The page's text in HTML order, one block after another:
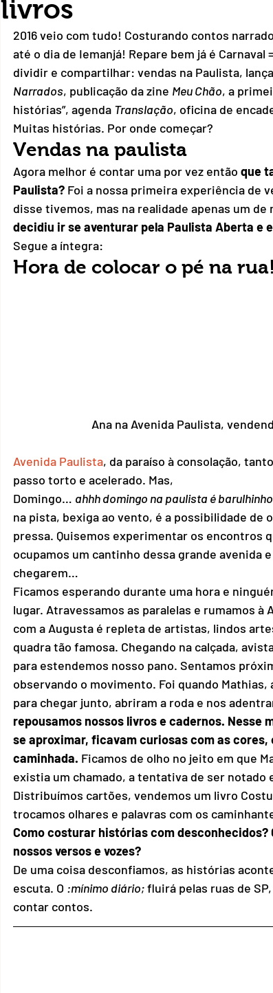
livros
2016 veio com tudo! Costurando contos
até o dia de Iemanjá! Repare bem já é
dividir e compartilhar: vendas na Paulista,
Narrados, publicação da zine Meu Chão, a
histórias”, agenda Translação, oficina de
Muitas histórias. Por onde começar?
Vendas na paulista
Agora melhor é contar uma por vez então que
Paulista? Foi a nossa primeira experiência de
disse tivemos, mas na realidade apenas um
decidiu ir se aventurar pela Paulista Aberta e
Segue a íntegra:
Hora de colocar o pé na rua!
Ana na Avenida Paulista,
Avenida Paulista, da paraíso à consolação,
passo torto e acelerado. Mas,
Domingo… ahhh domingo na paulista é
na pista, bexiga ao vento, é a possibilidade de
pressa. Quisemos experimentar os encontros
ocupamos um cantinho dessa grande avenida
chegarem…
Ficamos esperando durante uma hora e
lugar. Atravessamos as paralelas e rumamos à
com a Augusta é repleta de artistas, lindos
quadra tão famosa. Chegando na calçada,
para estendemos nosso pano. Sentamos
observando o movimento. Foi quando Mathias,
para chegar junto, abriram a roda e nos
repousamos nossos livros e cadernos. Nesse
se aproximar, ficavam curiosas com as cores,
caminhada. Ficamos de olho no jeito em que
existia um chamado, a tentativa de ser notado
Distribuímos cartões, vendemos um livro
trocamos olhares e palavras com os
Como costurar histórias com desconhecidos?
nossos versos e vozes?
De uma coisa desconfiamos, as histórias
escuta. O :mínimo diário; fluirá pelas ruas de
contar contos.